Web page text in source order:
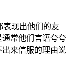
表现出他们的友
常他们言语夸夸
来信服的理由说